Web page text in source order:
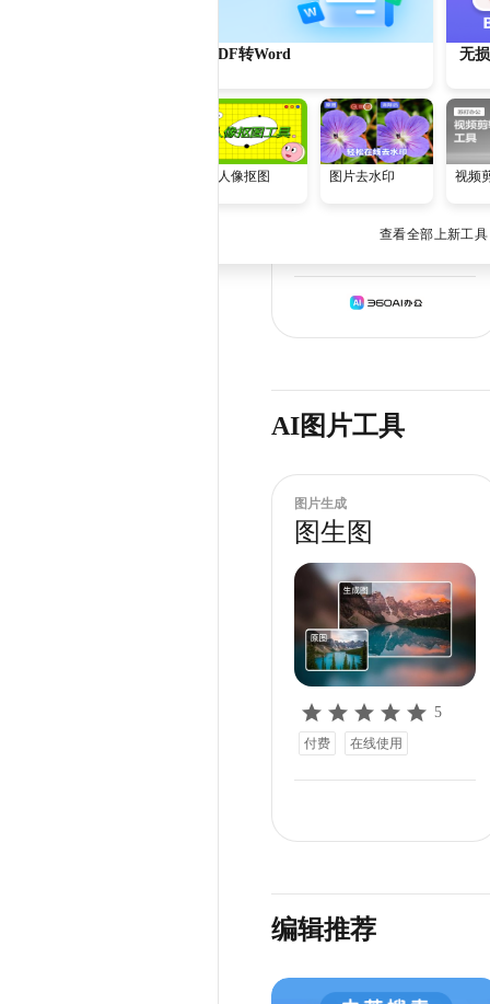
视频智能抠像
付费
在线使用
AI图片工具
图片生成
图生图
5
付费 在线使用
编辑推荐
PDF转Word 无
AI人像抠图 图片去水印 视频
查看全部上新工